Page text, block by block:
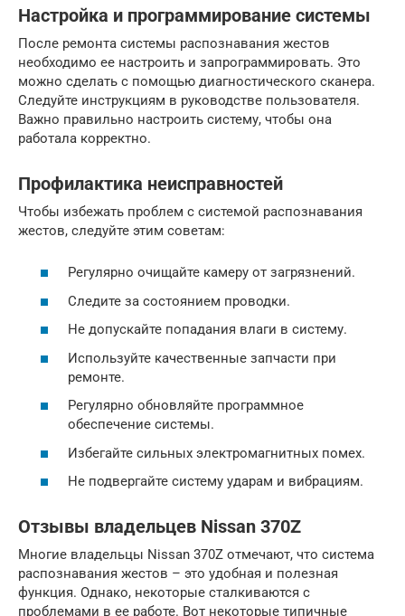
Настройка и программирование системы
После ремонта системы распознавания жестов
необходимо ее настроить и запрограммировать. Это
можно сделать с помощью диагностического сканера.
Следуйте инструкциям в руководстве пользователя.
Важно правильно настроить систему, чтобы она
работала корректно.
Профилактика неисправностей
Чтобы избежать проблем с системой распознавания
жестов, следуйте этим советам:
Регулярно очищайте камеру от загрязнений.
Следите за состоянием проводки.
Не допускайте попадания влаги в систему.
Используйте качественные запчасти при
ремонте.
Регулярно обновляйте программное
обеспечение системы.
Избегайте сильных электромагнитных помех.
Не подвергайте систему ударам и вибрациям.
Отзывы владельцев Nissan 370Z
Многие владельцы Nissan 370Z отмечают, что система
распознавания жестов – это удобная и полезная
функция. Однако, некоторые сталкиваются с
проблемами в ее работе. Вот некоторые типичные